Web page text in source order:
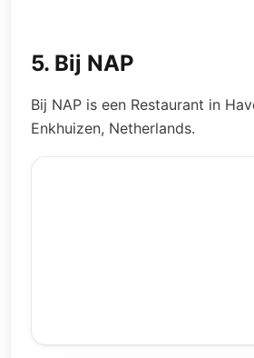
5. Bij NAP
Bij NAP is een Restaurant in
Enkhuizen, Netherlands.